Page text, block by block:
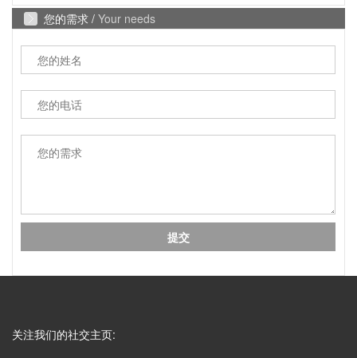
A
成都包装厂：印刷中单色黑和四色黑和区别和运用，
包装印刷中，单色黑 和四色黑 是两种完全不同的色
彩构成方式，它们在...
Q 礼盒制作中常见的黑卡纸印刷能印刷吗？
成都包装厂：礼盒制作中常见的黑卡纸印刷能印刷
凸....... 广泛适用于：保健...
类型：物流纸箱、飞机盒、手提纸箱、快递纸箱等，
元素。包装上常印有当...
您的需求 / Your needs
关注我们的社交主页: